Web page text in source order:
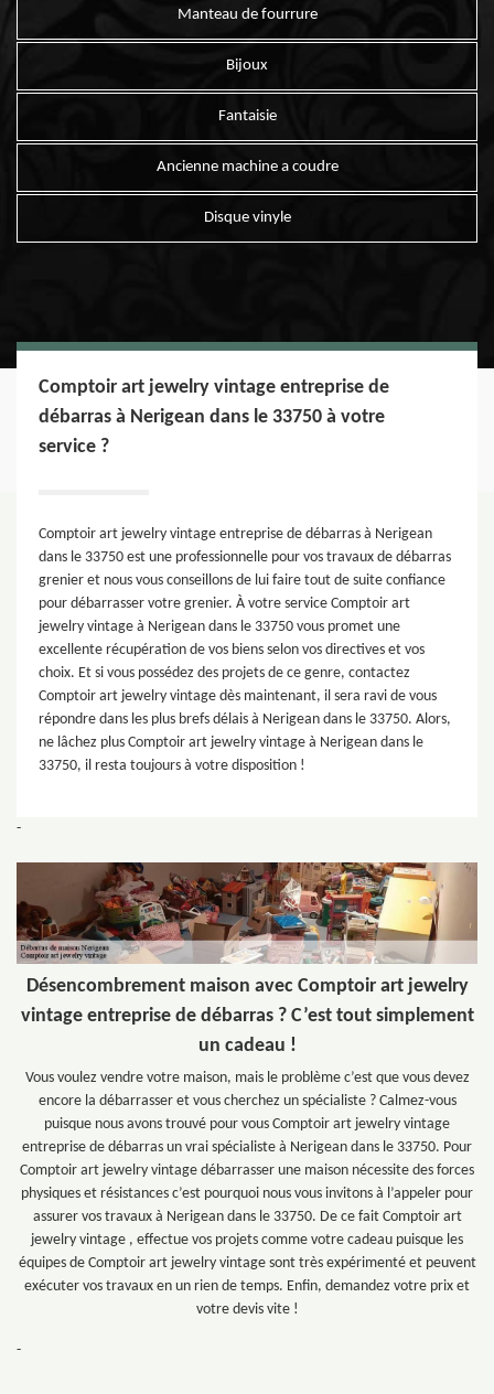
Manteau de fourrure
Bijoux
Fantaisie
Ancienne machine a coudre
Disque vinyle
Comptoir art jewelry vintage entreprise de
débarras à Nerigean dans le 33750 à votre
service ?
Comptoir art jewelry vintage entreprise de débarras à Nerigean
dans le 33750 est une professionnelle pour vos travaux de débarras
grenier et nous vous conseillons de lui faire tout de suite confiance
pour débarrasser votre grenier. À votre service Comptoir art
jewelry vintage à Nerigean dans le 33750 vous promet une
excellente récupération de vos biens selon vos directives et vos
choix. Et si vous possédez des projets de ce genre, contactez
Comptoir art jewelry vintage dès maintenant, il sera ravi de vous
répondre dans les plus brefs délais à Nerigean dans le 33750. Alors,
ne lâchez plus Comptoir art jewelry vintage à Nerigean dans le
33750, il resta toujours à votre disposition !
-
Désencombrement maison avec Comptoir art jewelry
vintage entreprise de débarras ? C’est tout simplement
un cadeau !
Vous voulez vendre votre maison, mais le problème c’est que vous devez
encore la débarrasser et vous cherchez un spécialiste ? Calmez-vous
puisque nous avons trouvé pour vous Comptoir art jewelry vintage
entreprise de débarras un vrai spécialiste à Nerigean dans le 33750. Pour
Comptoir art jewelry vintage débarrasser une maison nécessite des forces
physiques et résistances c’est pourquoi nous vous invitons à l’appeler pour
assurer vos travaux à Nerigean dans le 33750. De ce fait Comptoir art
jewelry vintage , effectue vos projets comme votre cadeau puisque les
équipes de Comptoir art jewelry vintage sont très expérimenté et peuvent
exécuter vos travaux en un rien de temps. Enfin, demandez votre prix et
votre devis vite !
-